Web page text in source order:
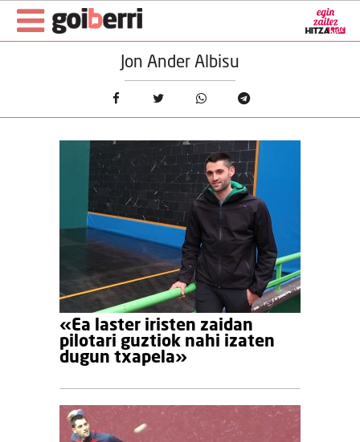
Jon Ander Albisu
«Ea laster iristen zaidan
pilotari guztiok nahi izaten
dugun txapela»